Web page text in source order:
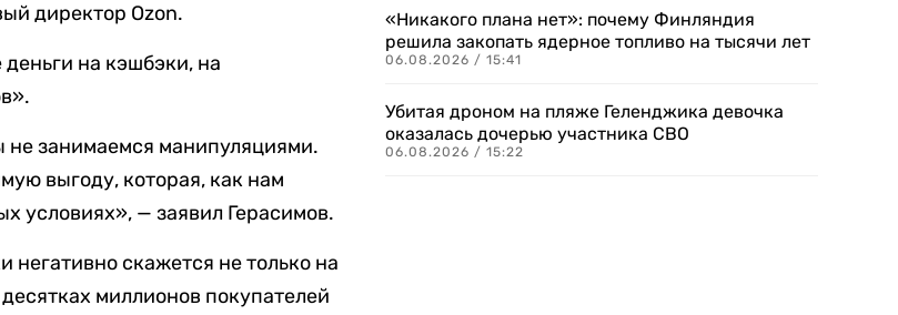
директор Ozon.
на кэшбэки, на
занимаемся манипуляциями.
выгоду, которая, как нам
условиях», — заявил Герасимов.
негативно скажется не только на
миллионов покупателей
«Никакого плана нет»: почему Финляндия
решила закопать ядерное топливо на тысячи лет
06.08.2026 / 15:41
Убитая дроном на пляже Геленджика девочка
оказалась дочерью участника СВО
06.08.2026 / 15:22